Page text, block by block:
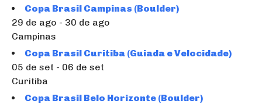
Copa Brasil Campinas (Boulder)
29 de ago - 30 de ago
Campinas
Copa Brasil Curitiba (Guiada e Velocidade)
05 de set - 06 de set
Curitiba
Copa Brasil Belo Horizonte (Boulder)